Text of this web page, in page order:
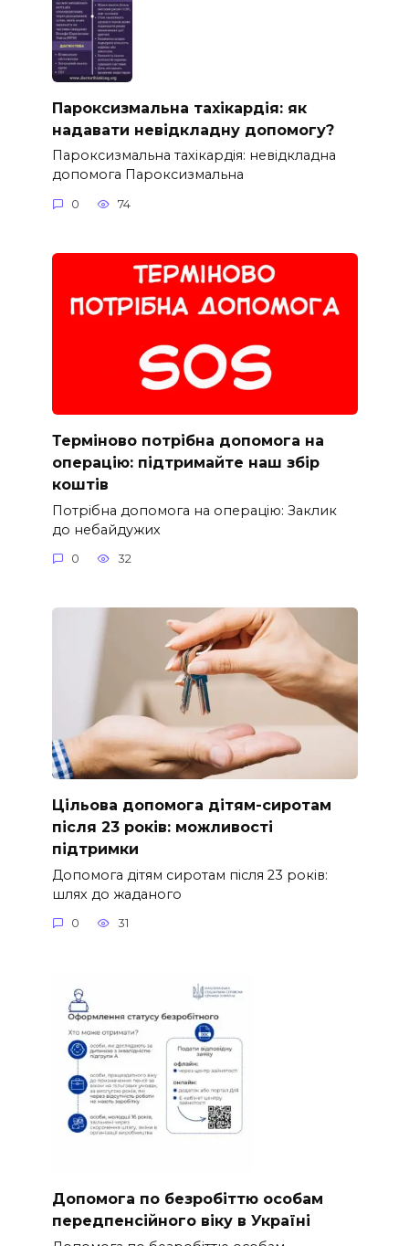
Пароксизмальна тахікардія: як
надавати невідкладну допомогу?
Пароксизмальна тахікардія: невідкладна
допомога Пароксизмальна
0 74
Терміново потрібна допомога на
операцію: підтримайте наш збір
коштів
Потрібна допомога на операцію: Заклик
до небайдужих
0 32
Цільова допомога дітям-сиротам
після 23 років: можливості
підтримки
Допомога дітям сиротам після 23 років:
шлях до жаданого
0 31
Допомога по безробіттю особам
передпенсійного віку в Україні